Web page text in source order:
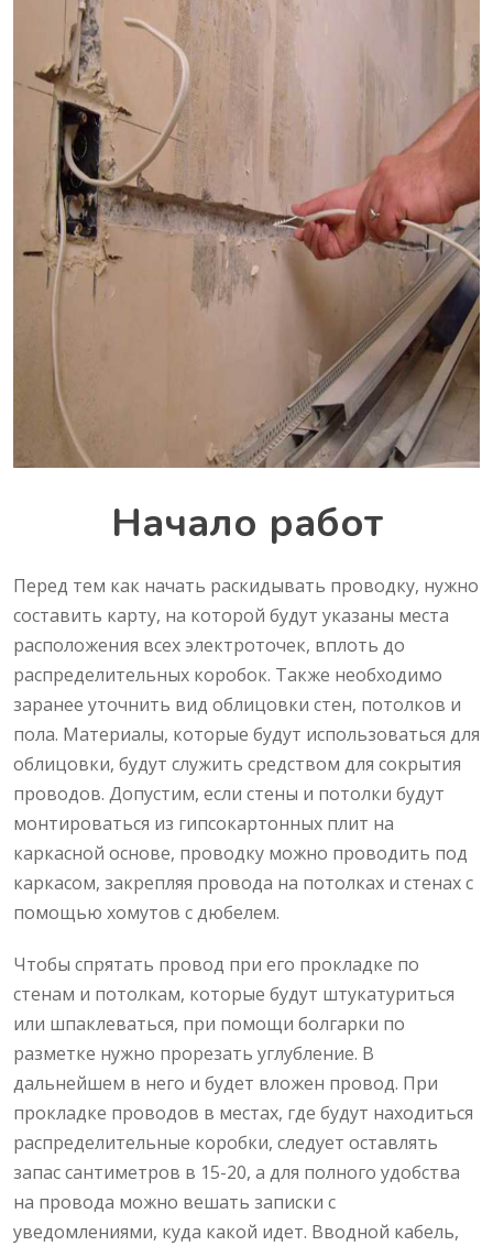
Начало работ
Перед тем как начать раскидывать проводку, нужно
составить карту, на которой будут указаны места
расположения всех электроточек, вплоть до
распределительных коробок. Также необходимо
заранее уточнить вид облицовки стен, потолков и
пола. Материалы, которые будут использоваться для
облицовки, будут служить средством для сокрытия
проводов. Допустим, если стены и потолки будут
монтироваться из гипсокартонных плит на
каркасной основе, проводку можно проводить под
каркасом, закрепляя провода на потолках и стенах с
помощью хомутов с дюбелем.
Чтобы спрятать провод при его прокладке по
стенам и потолкам, которые будут штукатуриться
или шпаклеваться, при помощи болгарки по
разметке нужно прорезать углубление. В
дальнейшем в него и будет вложен провод. При
прокладке проводов в местах, где будут находиться
распределительные коробки, следует оставлять
запас сантиметров в 15-20, а для полного удобства
на провода можно вешать записки с
уведомлениями, куда какой идет. Вводной кабель,